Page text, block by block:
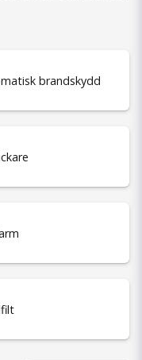
som är enkla
för framtiden som kan
ditt skydd med
i ditt hem eller
inomhusklimat
vår
Behöver du komplettera
– skydda det som
brandskydd